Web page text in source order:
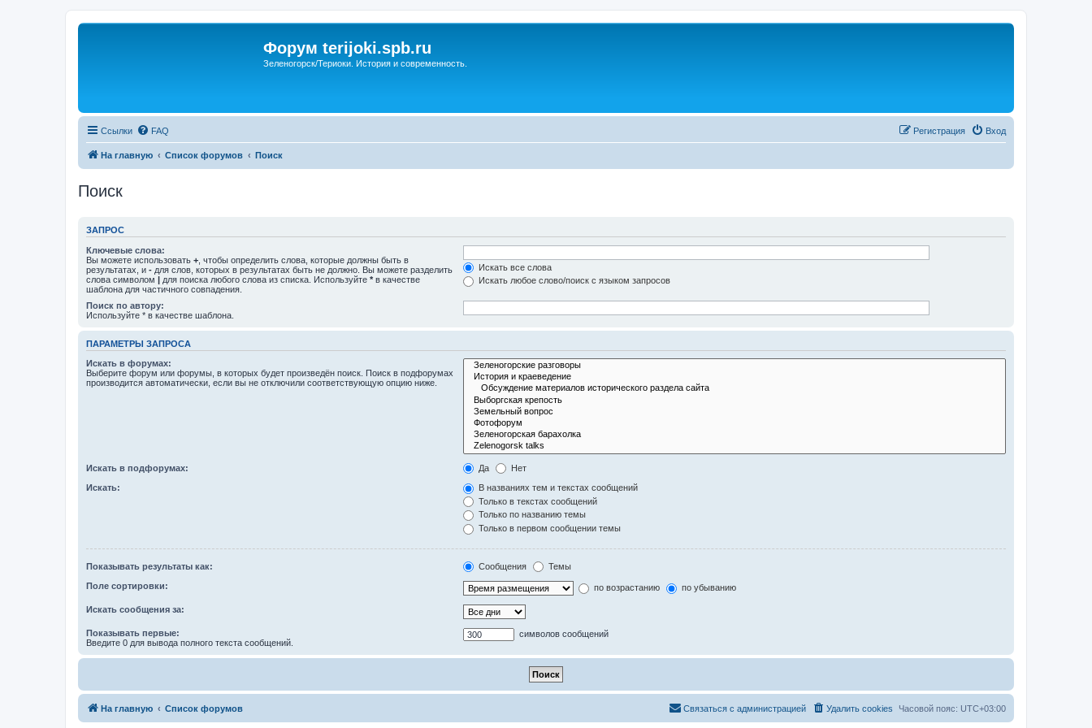
Форум terijoki.spb.ru
Зеленогорск/Териоки. История и современность.
Ссылки FAQ Вход
Регистрация
На главную Список форумов Поиск
Поиск
ЗАПРОС
Ключевые слова:
Вы можете использовать + , чтобы определить слова, которые должны быть в
результатах, и - для слов, которых в результатах быть не должно. Вы можете разделить
слова символом | для поиска любого слова из списка. Используйте * в качестве
шаблона для частичного совпадения.
Искать все слова
Искать любое слово/поиск с языком запросов
Поиск по автору:
Используйте * в качестве шаблона.
ПАРАМЕТРЫ ЗАПРОСА
Искать в форумах:
Выберите форум или форумы, в которых будет произведён поиск. Поиск в подфорумах
производится автоматически, если вы не отключили соответствующую опцию ниже.
Искать в подфорумах: Да Нет
Искать:
В названиях тем и текстах сообщений
Только в текстах сообщений
Только по названию темы
Только в первом сообщении темы
Показывать результаты как: Сообщения Темы
Поле сортировки: по возрастанию по убыванию
Искать сообщения за:
Показывать первые:
Введите 0 для вывода полного текста сообщений.
символов сообщений
На главную Список форумов Часовой пояс: UTC+03:00
Удалить cookies
Связаться с администрацией